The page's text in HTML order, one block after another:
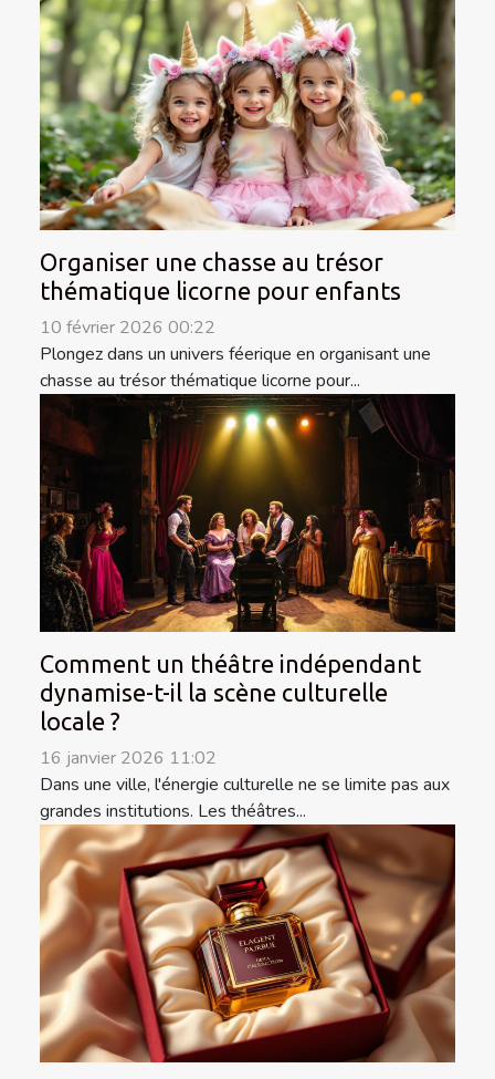
Organiser une chasse au trésor
thématique licorne pour enfants
10 février 2026 00:22
Plongez dans un univers féerique en organisant une
chasse au trésor thématique licorne pour...
Comment un théâtre indépendant
dynamise-t-il la scène culturelle
locale ?
16 janvier 2026 11:02
Dans une ville, l'énergie culturelle ne se limite pas aux
grandes institutions. Les théâtres...